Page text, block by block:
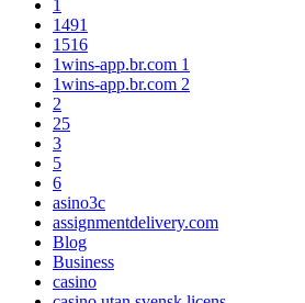
1
1491
1516
1wins-app.br.com 1
1wins-app.br.com 2
2
25
3
5
6
asino3c
assignmentdelivery.com
Blog
Business
casino